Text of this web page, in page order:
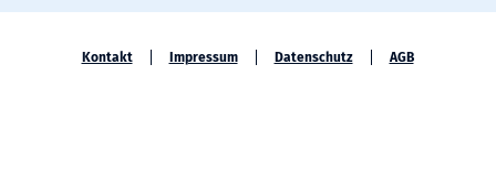
Kontakt Impressum Datenschutz AGB